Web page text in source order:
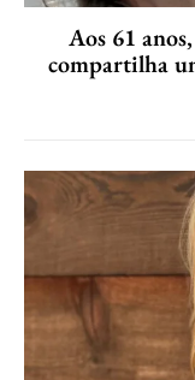
Aos 61
compartilha